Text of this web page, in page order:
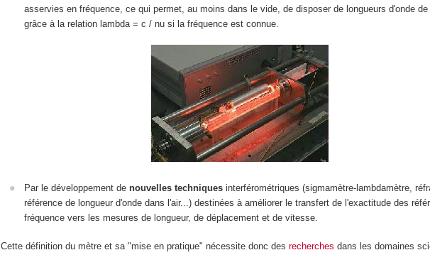
asservies en fréquence, ce qui permet, au moins dans le vide, de disposer de longueurs d'onde de
grâce à la relation lambda = c / nu si la fréquence est connue.
Par le développement de nouvelles techniquesinterférométriques (sigmamètre-lambdamètre,
référence de longueur d'onde dans l'air...) destinées à améliorer le transfert de l'exactitude des
fréquence vers les mesures de longueur, de déplacement et de vitesse.
Cette définition du mètre et sa "mise en pratique" nécessite donc desrecherches dans les domaines